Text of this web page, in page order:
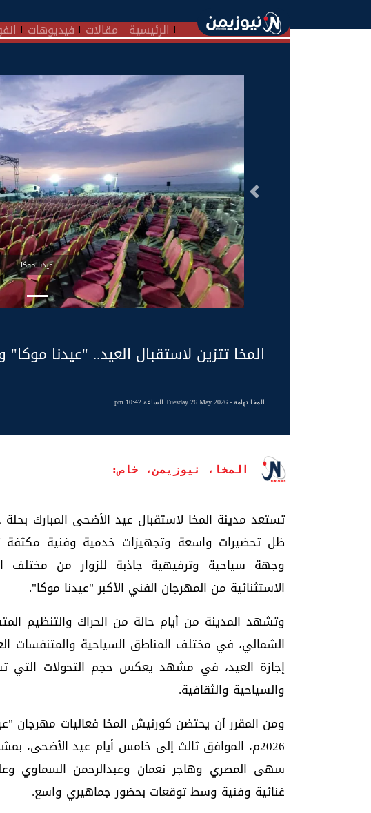
الرئيسية مقالات فيديوهات
عيدنا موكا
السابق
المخا تتزين لاستقبال العيد.. "عيدنا
المخا تهامة- Tuesday 26 May 2026 الساعة 10:42 pm
المخا، نيوزيمن، خاص:
تستعد مدينة المخا لاستقبال عيد الأضحى المبارك
ظل تحضيرات واسعة وتجهيزات خدمية وفنية مكثفة
وجهة سياحية وترفيهية جاذبة للزوار من مختلف
الاستثنائية من المهرجان الفني الأكبر "عيدنا موكا".
وتشهد المدينة من أيام حالة من الحراك والتنظيم
الشمالي، في مختلف المناطق السياحية والمتنفسات
إجازة العيد، في مشهد يعكس حجم التحولات التي
والسياحية والثقافية.
2026م، الموافق ثالث إلى خامس أيام عيد الأضحى،
سهى المصري وهاجر نعمان وعبدالرحمن السماوي
غنائية وفنية وسط توقعات بحضور جماهيري واسع.